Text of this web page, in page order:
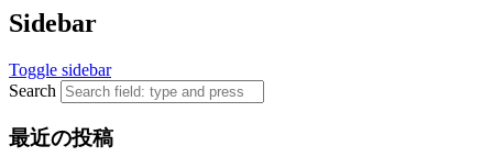
Sidebar
Toggle sidebar
Search
最近の投稿